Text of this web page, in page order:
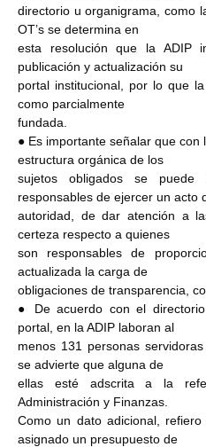
directorio u organigrama, como
OT’s se determina en
esta resolución que la ADIP
publicación y actualización su
portal institucional, por lo que
como parcialmente
fundada.
● Es importante señalar que con
estructura orgánica de los
sujetos obligados se
responsables de ejercer un acto
autoridad, de dar atención a
certeza respecto a quienes
son responsables de
actualizada la carga de
obligaciones de transparencia,
● De acuerdo con el
portal, en la ADIP laboran al
menos 131 personas
se advierte que alguna de
ellas esté adscrita a la
Administración y Finanzas.
Como un dato adicional,
asignado un presupuesto de